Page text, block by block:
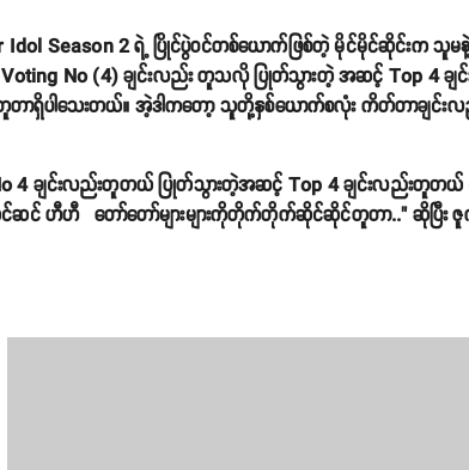
Idol Season 2 ရဲ့ ပြိုင်ပွဲဝင်တစ်ယောက်ဖြစ်တဲ့ မိုင်မိုင်ဆိုင်းက
No (4) ချင်းလည်း တူသလို ပြုတ်သွားတဲ့ အဆင့် Top 4 ချ
ာရှိပါသေးတယ်။ အဲ့ဒါကတော့ သူတို့နှစ်ယောက်စလုံး ကိတ်တာချင်း
4 ချင်းလည်းတူတယ် ပြုတ်သွားတဲ့အဆင့် Top 4 ချင်းလည်းတူ
င် ဟီဟီ တော်တော်များများကိုတိုက်တိုက်ဆိုင်ဆိုင်တူတာ.." ဆိုပြီး ဇူ